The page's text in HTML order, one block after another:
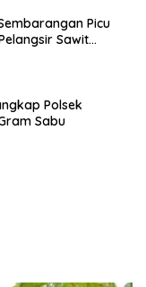
Picu
Sawit
Polsek
Sabu